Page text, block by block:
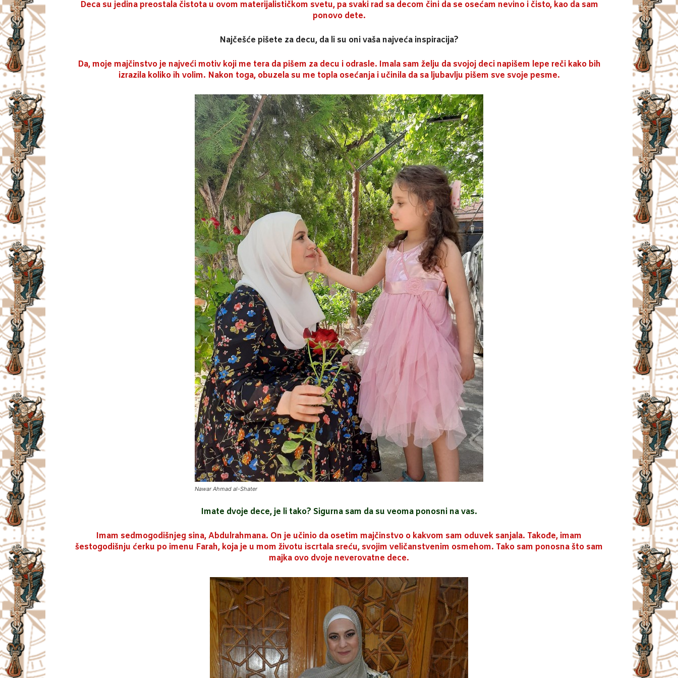
Deca su jedina preostala čistota u ovom materijalističkom svetu, pa svaki rad sa decom čini da se osećam nevino i čisto, kao da sam
ponovo dete.
Najčešće pišete za decu, da li su oni vaša najveća inspiracija?
Da, moje majčinstvo je najveći motiv koji me tera da pišem za decu i odrasle. Imala sam želju da svojoj deci napišem lepe reči kako bih
izrazila koliko ih volim. Nakon toga, obuzela su me topla osećanja i učinila da sa ljubavlju pišem sve svoje pesme.
Nawar Ahmad al-Shater
Imate dvoje dece, je li tako? Sigurna sam da su veoma ponosni na vas.
Imam sedmogodišnjeg sina, Abdulrahmana. On je učinio da osetim majčinstvo o kakvom sam oduvek sanjala. Takođe, imam
šestogodišnju ćerku po imenu Farah, koja je u mom životu iscrtala sreću, svojim veličanstvenim osmehom. Tako sam ponosna što sam
majka ovo dvoje neverovatne dece.